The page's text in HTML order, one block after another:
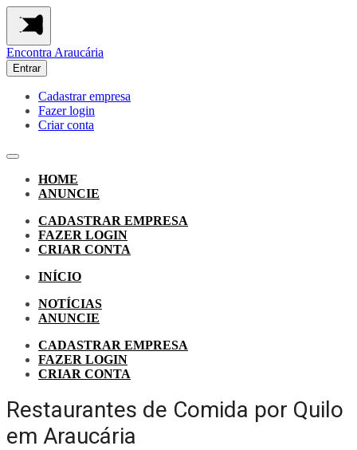
Encontra Araucária
Entrar
Cadastrar empresa
Fazer login
Criar conta
HOME
ANUNCIE
CADASTRAR EMPRESA
FAZER LOGIN
CRIAR CONTA
INÍCIO
NOTÍCIAS
ANUNCIE
CADASTRAR EMPRESA
FAZER LOGIN
CRIAR CONTA
Restaurantes de Comida por Quilo
em Araucária